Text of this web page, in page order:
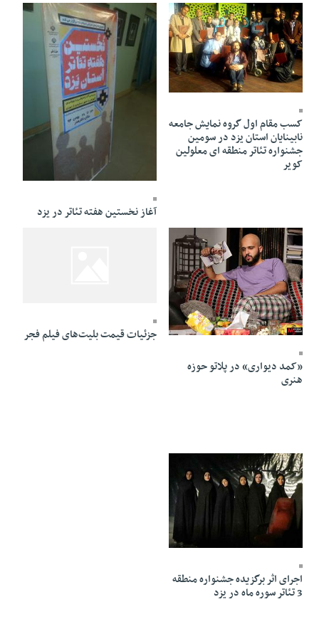
29 Bahman 1394 - 08:59
کسب مقام اول گروه نمایش جامعه
نابینایان استان یزد در سومین
جشنواره تئاتر منطقه ای معلولین
کویر
آغاز نخستین هفته تئاتر در یزد
20 Bahman 1394 - 19:28
«کمد دیواری» در پلاتو حوزه
هنری
جزئیات قیمت بلیت‌های فیلم فجر
اجرای اثر برگزیده جشنواره منطقه
3 تئاتر سوره ماه در یزد